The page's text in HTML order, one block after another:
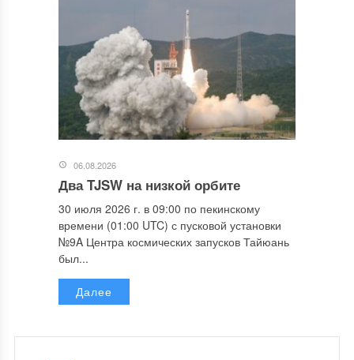
06.08.2026
Два TJSW на низкой орбите
30 июля 2026 г. в 09:00 по пекинскому
времени (01:00 UTC) с пусковой установки
№9A Центра космических запусков Тайюань
был...
Далее